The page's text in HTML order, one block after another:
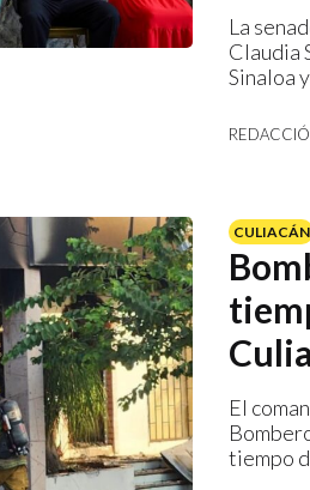
La
Claudia
Sinaloa
CULIACÁN
El
tiempo